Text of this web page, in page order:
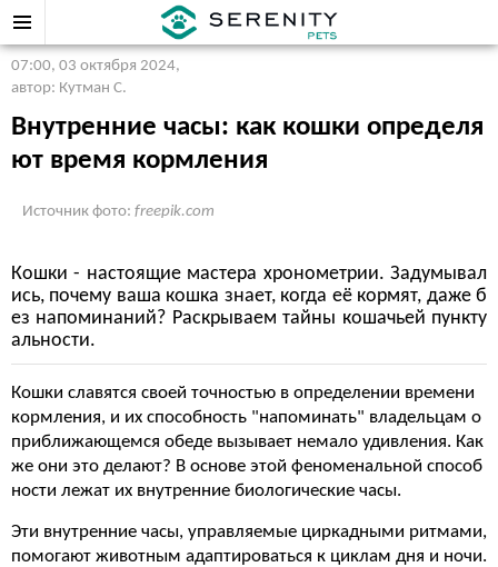
07:00, 03 октября 2024,
автор: Кутман С.
Внутренние часы: как кошки определя
ют время кормления
Источник фото: freepik.com
Кошки - настоящие мастера хронометрии. Задумывал
ись, почему ваша кошка знает, когда её кормят, даже б
ез напоминаний? Раскрываем тайны кошачьей пункту
альности.
Кошки славятся своей точностью в определении времени
кормления, и их способность "напоминать" владельцам о
приближающемся обеде вызывает немало удивления. Как
же они это делают? В основе этой феноменальной способ
ности лежат их внутренние биологические часы.
Эти внутренние часы, управляемые циркадными ритмами,
помогают животным адаптироваться к циклам дня и ночи.